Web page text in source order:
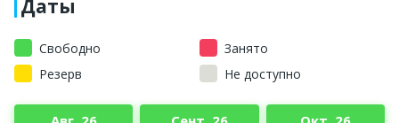
Даты
Свободно
Занято
Резерв
Не доступно